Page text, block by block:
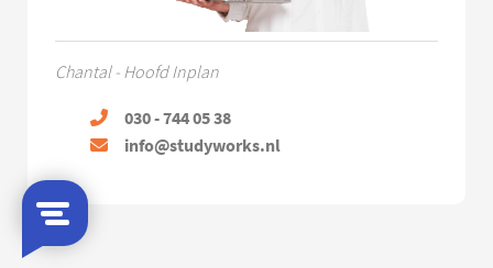
Chantal - Hoofd Inplan
030 - 744 05 38
info@studyworks.nl